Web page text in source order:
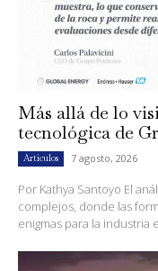
Más allá de lo
tecnológica de
Artículos 7 agosto, 2026
Por Kathya Santoyo El
complejos, donde las
enigmas para la industria